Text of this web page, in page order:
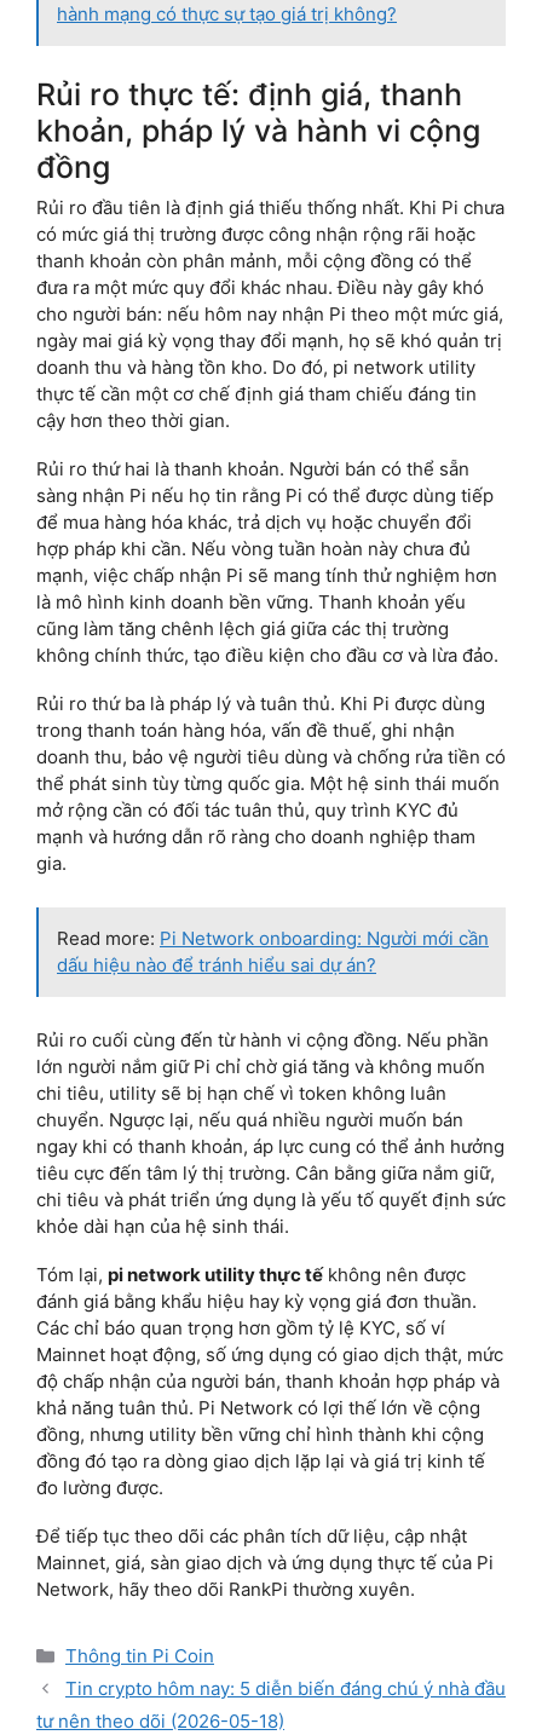
hành mạng có thực sự tạo giá trị không?
Rủi ro thực tế: định giá, thanh
khoản, pháp lý và hành vi cộng
đồng
Rủi ro đầu tiên là định giá thiếu thống nhất. Khi Pi chưa
có mức giá thị trường được công nhận rộng rãi hoặc
thanh khoản còn phân mảnh, mỗi cộng đồng có thể
đưa ra một mức quy đổi khác nhau. Điều này gây khó
cho người bán: nếu hôm nay nhận Pi theo một mức giá,
ngày mai giá kỳ vọng thay đổi mạnh, họ sẽ khó quản trị
doanh thu và hàng tồn kho. Do đó, pi network utility
thực tế cần một cơ chế định giá tham chiếu đáng tin
cậy hơn theo thời gian.
Rủi ro thứ hai là thanh khoản. Người bán có thể sẵn
sàng nhận Pi nếu họ tin rằng Pi có thể được dùng tiếp
để mua hàng hóa khác, trả dịch vụ hoặc chuyển đổi
hợp pháp khi cần. Nếu vòng tuần hoàn này chưa đủ
mạnh, việc chấp nhận Pi sẽ mang tính thử nghiệm hơn
là mô hình kinh doanh bền vững. Thanh khoản yếu
cũng làm tăng chênh lệch giá giữa các thị trường
không chính thức, tạo điều kiện cho đầu cơ và lừa đảo.
Rủi ro thứ ba là pháp lý và tuân thủ. Khi Pi được dùng
trong thanh toán hàng hóa, vấn đề thuế, ghi nhận
doanh thu, bảo vệ người tiêu dùng và chống rửa tiền có
thể phát sinh tùy từng quốc gia. Một hệ sinh thái muốn
mở rộng cần có đối tác tuân thủ, quy trình KYC đủ
mạnh và hướng dẫn rõ ràng cho doanh nghiệp tham
gia.
Read more: Pi Network onboarding: Người mới cần
dấu hiệu nào để tránh hiểu sai dự án?
Rủi ro cuối cùng đến từ hành vi cộng đồng. Nếu phần
lớn người nắm giữ Pi chỉ chờ giá tăng và không muốn
chi tiêu, utility sẽ bị hạn chế vì token không luân
chuyển. Ngược lại, nếu quá nhiều người muốn bán
ngay khi có thanh khoản, áp lực cung có thể ảnh hưởng
tiêu cực đến tâm lý thị trường. Cân bằng giữa nắm giữ,
chi tiêu và phát triển ứng dụng là yếu tố quyết định sức
khỏe dài hạn của hệ sinh thái.
Tóm lại, pi network utility thực tếkhông nên được
đánh giá bằng khẩu hiệu hay kỳ vọng giá đơn thuần.
Các chỉ báo quan trọng hơn gồm tỷ lệ KYC, số ví
Mainnet hoạt động, số ứng dụng có giao dịch thật, mức
độ chấp nhận của người bán, thanh khoản hợp pháp và
khả năng tuân thủ. Pi Network có lợi thế lớn về cộng
đồng, nhưng utility bền vững chỉ hình thành khi cộng
đồng đó tạo ra dòng giao dịch lặp lại và giá trị kinh tế
đo lường được.
Để tiếp tục theo dõi các phân tích dữ liệu, cập nhật
Mainnet, giá, sàn giao dịch và ứng dụng thực tế của Pi
Network, hãy theo dõi RankPi thường xuyên.
Categories
Thông tin Pi Coin
Tin crypto hôm nay: 5 diễn biến đáng chú ý nhà đầu
tư nên theo dõi (2026-05-18)